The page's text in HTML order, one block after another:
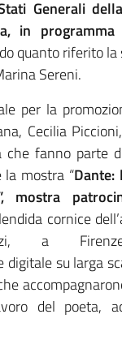
Generali
in
quanto riferito
Sereni.
per la
Cecilia
fanno parte
la mostra “Dante:
mostra
cornice
a
digitale su larga
del poeta,